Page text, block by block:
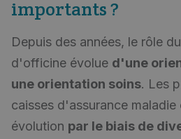
importants ?
Depuis des années, le rôle
d'officine évolue d'une
une orientation soins. Les
caisses d'assurance maladie
évolution par le biais de